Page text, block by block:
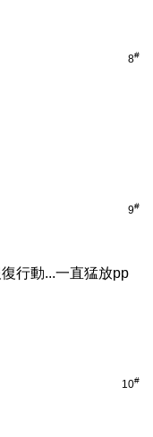
8#
9#
行動...一直猛放pp
10#